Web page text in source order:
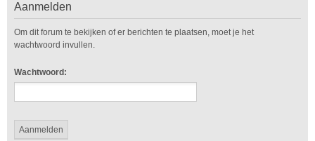
Aanmelden
Om dit forum te bekijken of er berichten te plaatsen, moet je het
wachtwoord invullen.
Wachtwoord: